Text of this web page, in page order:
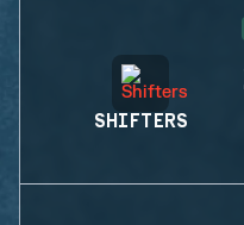
SHIFTERS